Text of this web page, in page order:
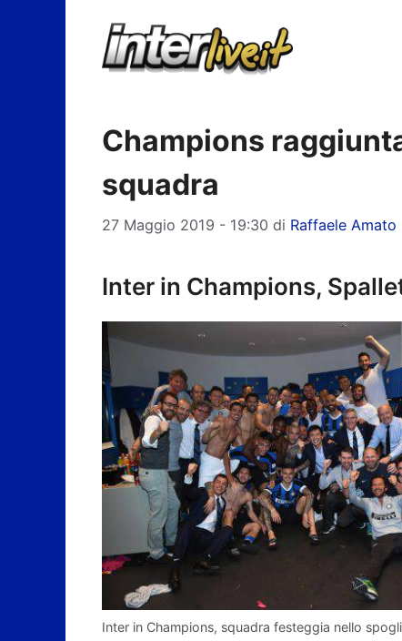
Champions
squadra
27 Maggio 2019 - 19:30 di Raffaele Amato
Inter in Champions,
Inter in Champions, squadra festeggia nello